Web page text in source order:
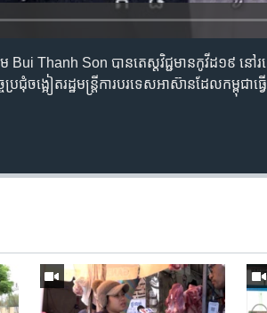
Bui Thanh Son បាន​តេស្ដ​វិជ្ជមាន​កូវីដ១៩​ ន
រជុំ​ចង្អៀត​រដ្ឋមន្ត្រី​ការ​បរទេស​អាស៊ាន​ដែល​កម្ពុជា​